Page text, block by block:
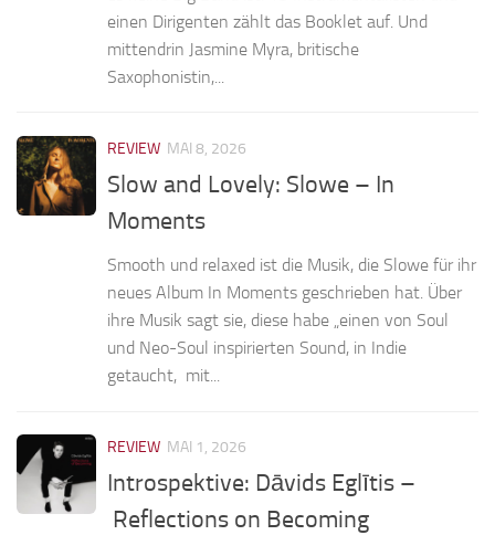
einen Dirigenten zählt das Booklet auf. Und
mittendrin Jasmine Myra, britische
Saxophonistin,...
REVIEW MAI 8, 2026
Slow and Lovely: Slowe – In
Moments
Smooth und relaxed ist die Musik, die Slowe für ihr
neues Album In Moments geschrieben hat. Über
ihre Musik sagt sie, diese habe „einen von Soul
und Neo-Soul inspirierten Sound, in Indie
getaucht, mit...
REVIEW MAI 1, 2026
Introspektive: Dāvids Eglītis –
Reflections on Becoming